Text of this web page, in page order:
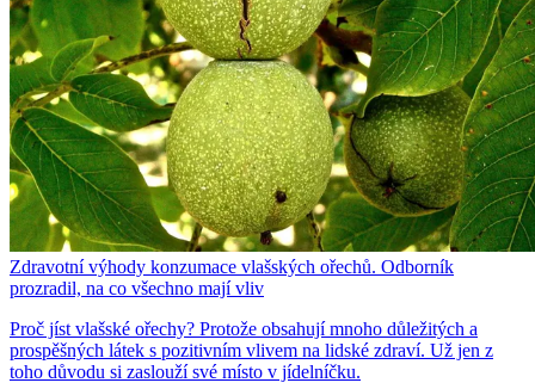
Zdravotní výhody konzumace vlašských ořechů. Odborník
prozradil, na co všechno mají vliv
Proč jíst vlašské ořechy? Protože obsahují mnoho důležitých a
prospěšných látek s pozitivním vlivem na lidské zdraví. Už jen z
toho důvodu si zaslouží své místo v jídelníčku.